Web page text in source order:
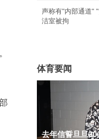
声称有"内部通道"
洁室被拘
体育要闻
去年信誓旦旦